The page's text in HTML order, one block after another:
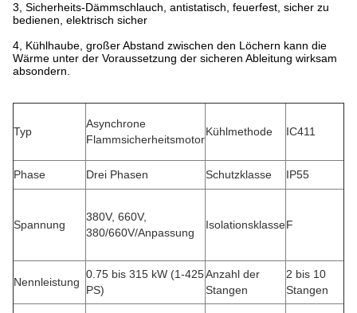
3, Sicherheits-Dämmschlauch, antistatisch, feuerfest, sicher zu
bedienen, elektrisch sicher
4, Kühlhaube, großer Abstand zwischen den Löchern kann die
Wärme unter der Voraussetzung der sicheren Ableitung wirksam
absondern.
Typ
Asynchrone
Flammsicherheitsmotor
Kühlmethode IC411
Phase Drei Phasen Schutzklasse IP55
Spannung
380V, 660V,
380/660V/Anpassung
IsolationsklasseF
Nennleistung
0.75 bis 315 kW (1-425
PS)
Anzahl der
Stangen
2 bis 10
Stangen